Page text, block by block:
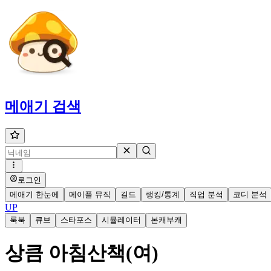
메애기 검색
로그인
메애기 한눈에
메이플 뮤직 길드 랭킹/통계 직업 분석 코디 분석
UP
룩북 큐브 스타포스 시뮬레이터 본캐부캐
상큼 아침산책(여)